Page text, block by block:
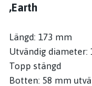
,Earth
Längd: 173 mm
Utvändig diameter:
Topp stängd
Botten: 58 mm